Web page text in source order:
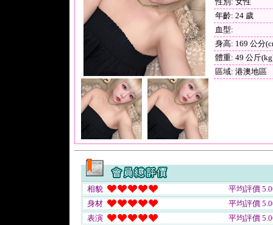
年齡: 24 歲
血型:
身高: 169 公分
體重: 49 公斤
區域: 港澳地區
相貌
平均評價
身材
平均評價
表演
平均評價